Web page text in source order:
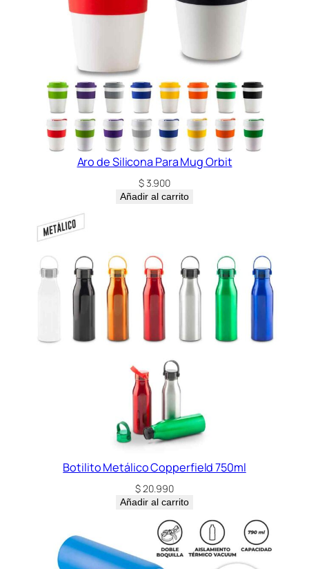
Aro de Silicona Para Mug Orbit
$3.900
Añadir al carrito
Botilito Metálico Copperfield 750ml
$20.990
Añadir al carrito